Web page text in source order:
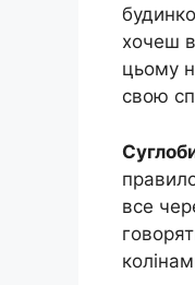
хочеш
цьому
свою
все